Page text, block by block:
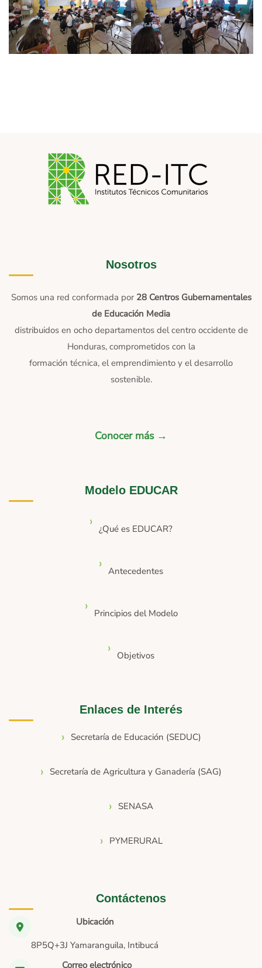
Nosotros
Somos una red conformada por 28 Centros Gubernamentales
de Educación Media
distribuidos en ocho departamentos del centro occidente de
Honduras, comprometidos con la
formación técnica, el emprendimiento y el desarrollo
sostenible.
Conocer más →
Modelo EDUCAR
¿Qué es EDUCAR?
Antecedentes
Principios del Modelo
Objetivos
Enlaces de Interés
Secretaría de Educación (SEDUC)
Secretaría de Agricultura y Ganadería (SAG)
SENASA
PYMERURAL
Contáctenos
Ubicación
8P5Q+3J Yamaranguila, Intibucá
Correo electrónico